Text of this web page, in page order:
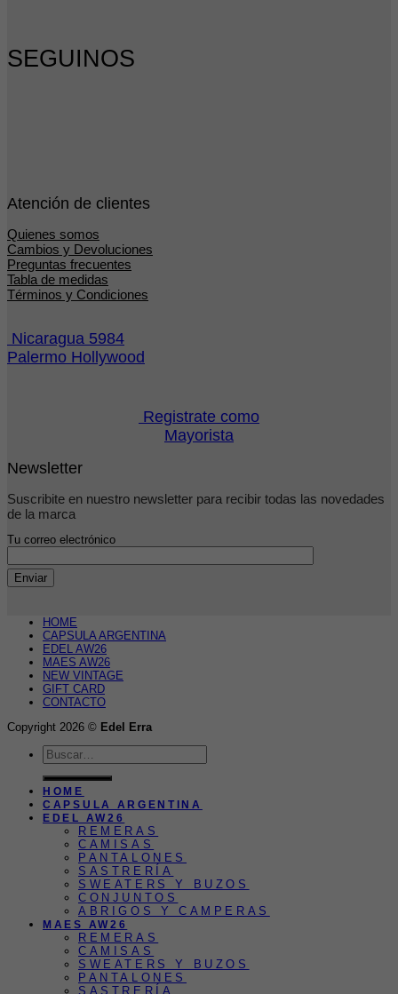
SEGUINOS
Atención de clientes
Quienes somos
Cambios y Devoluciones
Preguntas frecuentes
Tabla de medidas
Términos y Condiciones
Nicaragua 5984
Palermo Hollywood
Registrate como
Mayorista
Newsletter
Suscribite en nuestro newsletter para recibir todas las novedades
de la marca
Tu correo electrónico
HOME
CAPSULA ARGENTINA
EDEL AW26
MAES AW26
NEW VINTAGE
GIFT CARD
CONTACTO
Copyright 2026 © Edel Erra
Buscar
por:
HOME
CAPSULA ARGENTINA
EDEL AW26
REMERAS
CAMISAS
PANTALONES
SASTRERÍA
SWEATERS Y BUZOS
CONJUNTOS
ABRIGOS Y CAMPERAS
MAES AW26
REMERAS
CAMISAS
SWEATERS Y BUZOS
PANTALONES
SASTRERÍA